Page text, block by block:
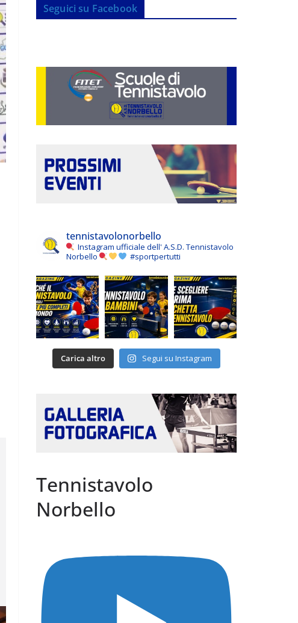
Seguici su Facebook
tennistavolonorbello
Instagram ufficiale dell' A.S.D. Tennistavolo
Norbello
#sportpertutti
Carica altro Segui su Instagram
Tennistavolo
Norbello